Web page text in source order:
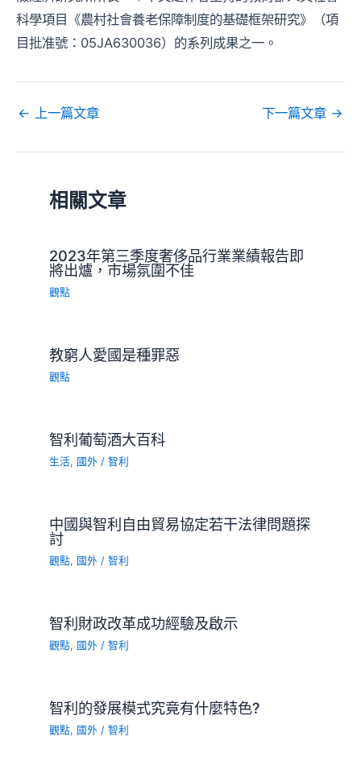
科學項目《農村社會養老保障制度的基礎框架研究》（項
目批准號：05JA630036）的系列成果之一。
← 上一篇文章 下一篇文章 →
相關文章
2023年第三季度奢侈品行業業績報告即
將出爐，市場氛圍不佳
觀點
教窮人愛國是種罪惡
觀點
智利葡萄酒大百科
生活, 國外 /智利
中國與智利自由貿易協定若干法律問題探
討
觀點, 國外 /智利
智利財政改革成功經驗及啟示
觀點, 國外 /智利
智利的發展模式究竟有什麼特色?
觀點, 國外 /智利